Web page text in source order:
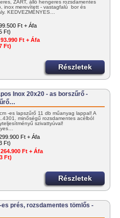
ZÁRT, álló hengeres rozsdamentes
inox merevített - vastagfalú bor és
KEDVEZMÉNYES…
Ft + Áfa
Ft)
93.990 Ft + Áfa
Ft)
Részletek
Inox 20x20 - as borszűrő -
-es lapszűrő 11 db műanyag lappal! A
minőségű rozsdamentes acélból
szivattyúval!
Ft + Áfa
Ft)
264.900 Ft + Áfa
Ft)
Részletek
es prés, rozsdamentes tömlős -